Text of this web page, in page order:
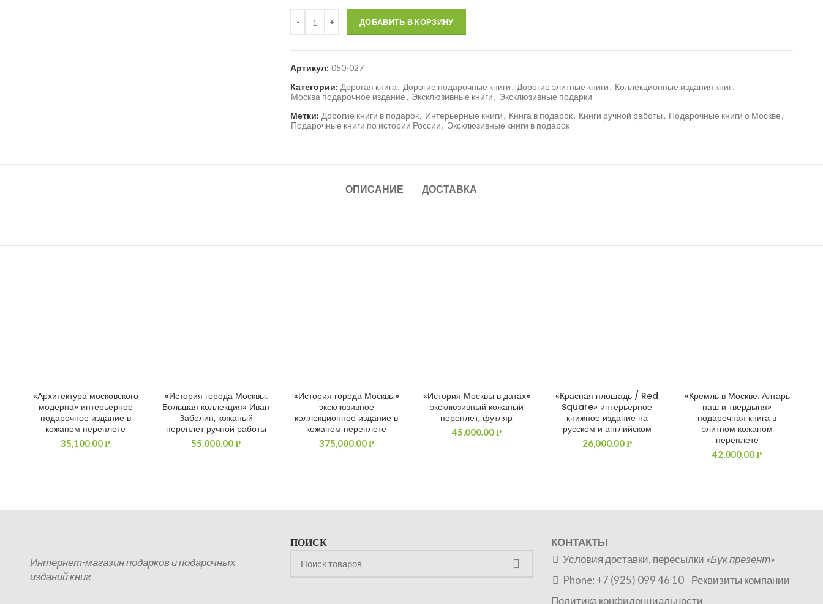
ДОБАВИТЬ В КОРЗИНУ
Артикул: 050-027
Категории: Дорогая книга, Дорогие подарочные книги, Дорогие элитные книги, Коллекционные издания книг,
Москва подарочное издание, Эксклюзивные книги, Эксклюзивные подарки
Метки: Дорогие книги в подарок, Интерьерные книги, Книга в подарок, Книги ручной работы, Подарочные книги о Москве,
Подарочные книги по истории России, Эксклюзивные книги в подарок
ОПИСАНИЕ ДОСТАВКА
ДОБАВИТЬ В КОРЗИНУ
«Архитектура московского
модерна» интерьерное
подарочное издание в
кожаном переплете
35,100.00Р
ДОБАВИТЬ В КОРЗИНУ
«История города Москвы.
Большая коллекция» Иван
Забелин, кожаный
переплет ручной работы
55,000.00Р
ДОБАВИТЬ В КОРЗИНУ
«История города Москвы»
эксклюзивное
коллекционное издание в
кожаном переплете
375,000.00Р
ДОБАВИТЬ В КОРЗИНУ
«История Москвы в датах»
эксклюзивный кожаный
переплет, футляр
45,000.00Р
ДОБАВИТЬ В КОРЗИНУ
«Красная площадь / Red
Square» интерьерное
книжное издание на
русском и английском
26,000.00Р
ДОБАВИТЬ В КОРЗИНУ
«Кремль в Москве. Алтарь
наш и твердыня»
подарочная книга в
элитном кожаном
переплете
42,000.00Р
Интернет-магазин подарков и подарочных
изданий книг
ПОИСК
КОНТАКТЫ
Условия доставки, пересылки «Бук презент»
Phone: +7 (925) 099 46 10 Реквизиты компании
Политика конфиденциальности